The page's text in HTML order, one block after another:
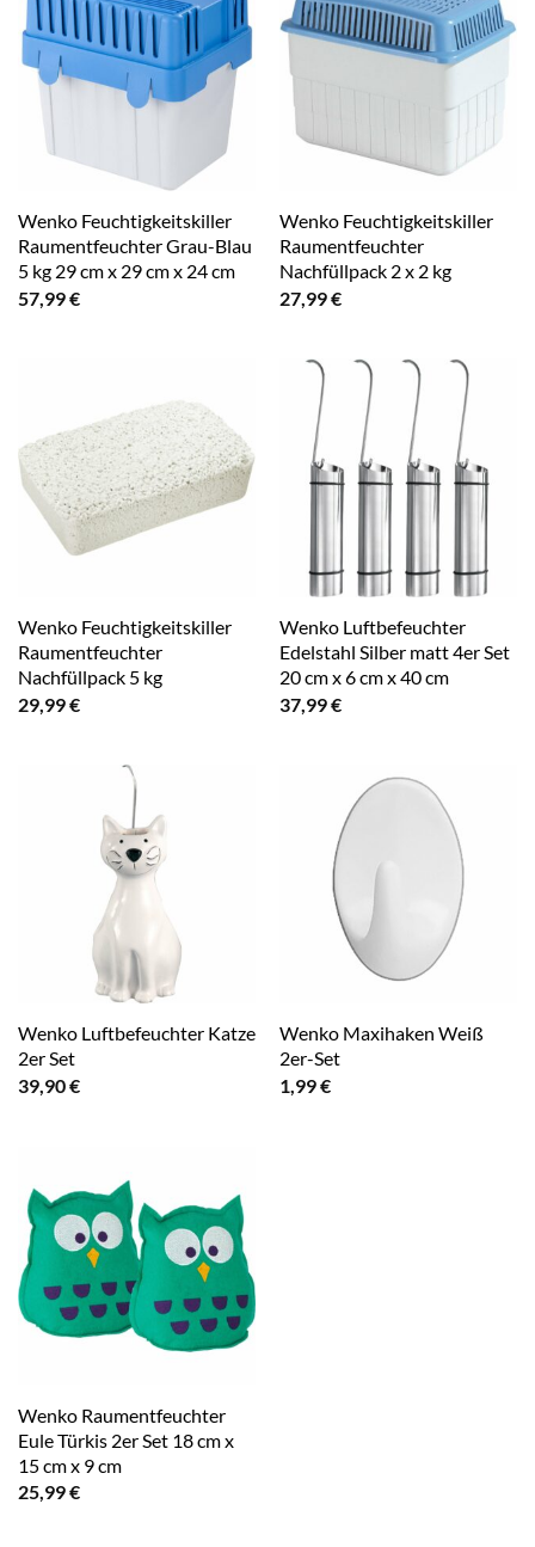
Wenko Feuchtigkeitskiller
Raumentfeuchter Grau-Blau
5 kg 29 cm x 29 cm x 24 cm
57,99€
Wenko Feuchtigkeitskiller
Raumentfeuchter
Nachfüllpack 2 x 2 kg
27,99€
Wenko Feuchtigkeitskiller
Raumentfeuchter
Nachfüllpack 5 kg
29,99€
Wenko Luftbefeuchter
Edelstahl Silber matt 4er Set
20 cm x 6 cm x 40 cm
37,99€
Wenko Luftbefeuchter Katze
2er Set
39,90€
Wenko Maxihaken Weiß
2er-Set
1,99€
Wenko Raumentfeuchter
Eule Türkis 2er Set 18 cm x
15 cm x 9 cm
25,99€